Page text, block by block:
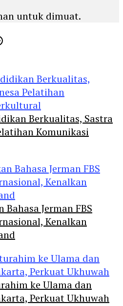
untuk dimuat.
Berkualitas, Sastra
Komunikasi
Jerman FBS
Kenalkan
ke Ulama dan
Perkuat Ukhuwah